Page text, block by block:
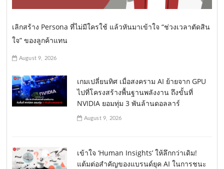
เลิกสร้าง Persona ที่ไม่มีใครใช้ แล้วหันมาเข้าใจ “ช่วงเวลาตัดสิน
ใจ” ของลูกค้าแทน
August 9, 2026
เกมเปลี่ยนทิศ เมื่อสงคราม AI ย้ายจาก GPU
ไปที่โครงสร้างพื้นฐานพลังงาน ถึงขั้นที่
NVIDIA ยอมทุ่ม 3 พันล้านดอลลาร์
August 9, 2026
เข้าใจ ‘Human Insights’ ให้ลึกกว่าเดิม!
แต้มต่อสำคัญของแบรนด์ยุค AI ในการชนะ